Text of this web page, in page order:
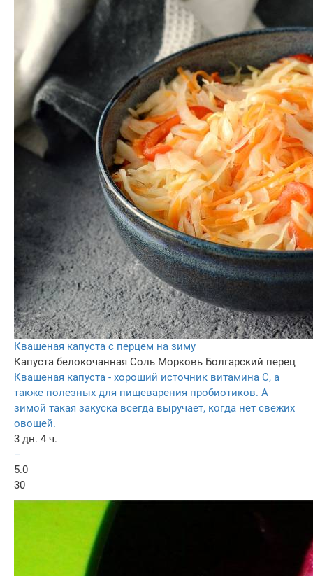
Квашеная капуста с перцем на зиму
Капуста белокочанная Соль Морковь Болгарский перец
Квашеная капуста - хороший источник витамина С, а
также полезных для пищеварения пробиотиков. А
зимой такая закуска всегда выручает, когда нет свежих
овощей.
3 дн. 4 ч.
–
5.0
30